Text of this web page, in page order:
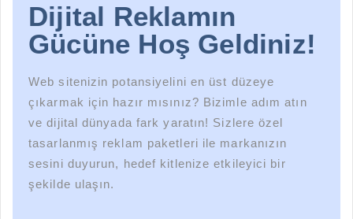
Dijital Reklamın
Gücüne Hoş Geldiniz!
Web sitenizin potansiyelini en üst düzeye
çıkarmak için hazır mısınız? Bizimle adım atın
ve dijital dünyada fark yaratın! Sizlere özel
tasarlanmış reklam paketleri ile markanızın
sesini duyurun, hedef kitlenize etkileyici bir
şekilde ulaşın.